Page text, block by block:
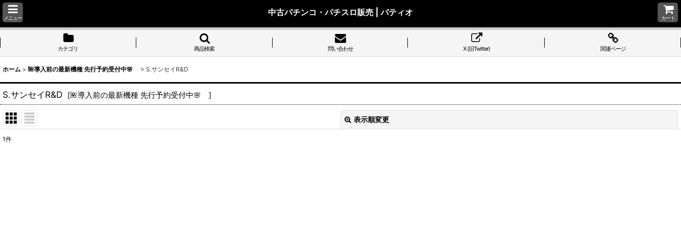
メニュー
中古パチンコ・パチスロ販売 | パティオ
カート
カテゴリ 商品検索 問い合わせ X (旧Twitter) 関連ページ
ホーム > 🌺導入前の最新機種 先行予約受付中🌸 > S.サンセイR&D
S.サンセイR&D [🌺導入前の最新機種 先行予約受付中🌸 ]
表示順変更
1件